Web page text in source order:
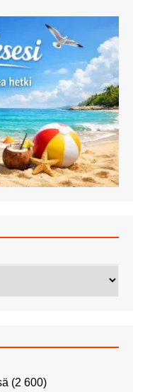
(2 600)